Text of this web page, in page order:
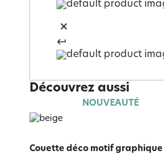
Découvrez aussi
NOUVEAUTÉ
Couette déco motif graphique